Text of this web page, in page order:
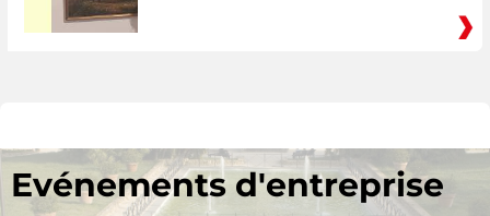
Evénements d'entreprise